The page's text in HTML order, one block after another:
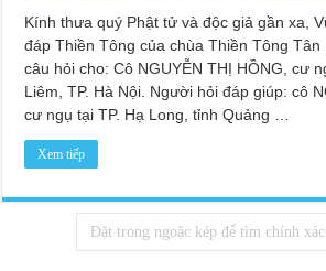
Kính thưa quý Phật tử và độc giả gần xa,
đáp Thiền Tông của chùa Thiền Tông Tân
câu hỏi cho: Cô NGUYỄN THỊ HỒNG, cư
Liêm, TP. Hà Nội. Người hỏi đáp giúp: cô
cư ngụ tại TP. Hạ Long, tỉnh Quảng …
Xem tiếp